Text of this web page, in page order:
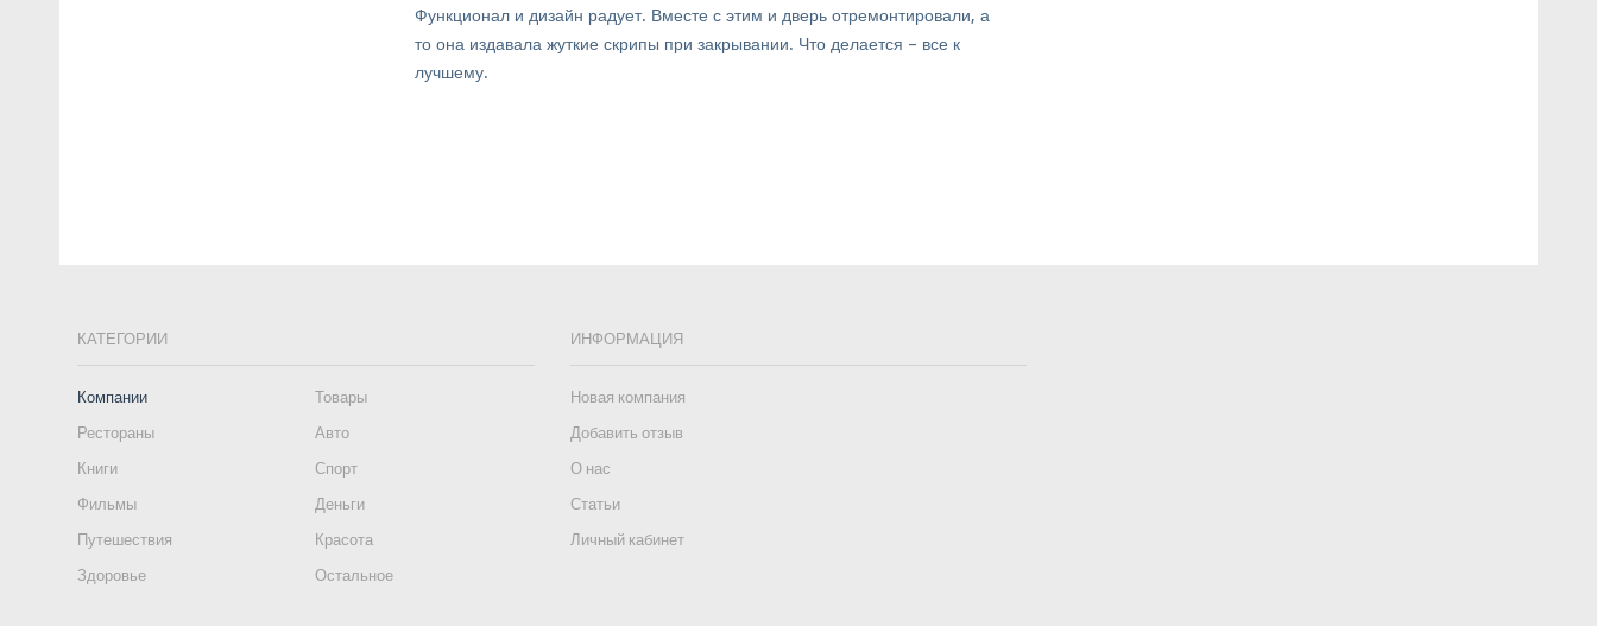
Функционал и дизайн радует. Вместе с этим и дверь отремонтировали, а
то она издавала жуткие скрипы при закрывании. Что делается – все к
лучшему.
КАТЕГОРИИ
Компании
Товары
Рестораны
Авто
Книги
Спорт
Фильмы
Деньги
Путешествия
Красота
Здоровье
Остальное
ИНФОРМАЦИЯ
Новая компания
Добавить отзыв
О нас
Статьи
Личный кабинет